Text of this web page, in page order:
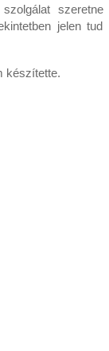
szeretne
jelen tud
készítette.